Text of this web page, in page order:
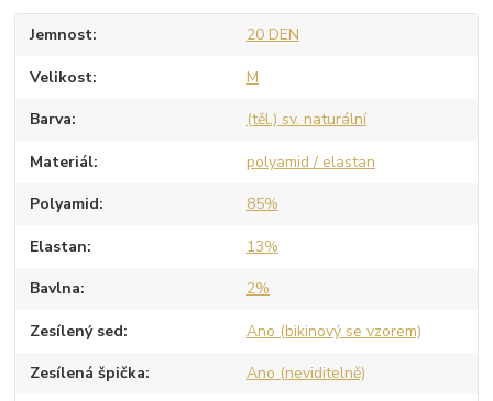
Jemnost 20 DEN
Velikost M
Barva (těl.) sv. naturální
Materiál polyamid / elastan
Polyamid 85%
Elastan 13%
Bavlna 2%
Zesílený sed Ano (bikinový se vzorem)
Zesílená špička Ano (neviditelně)